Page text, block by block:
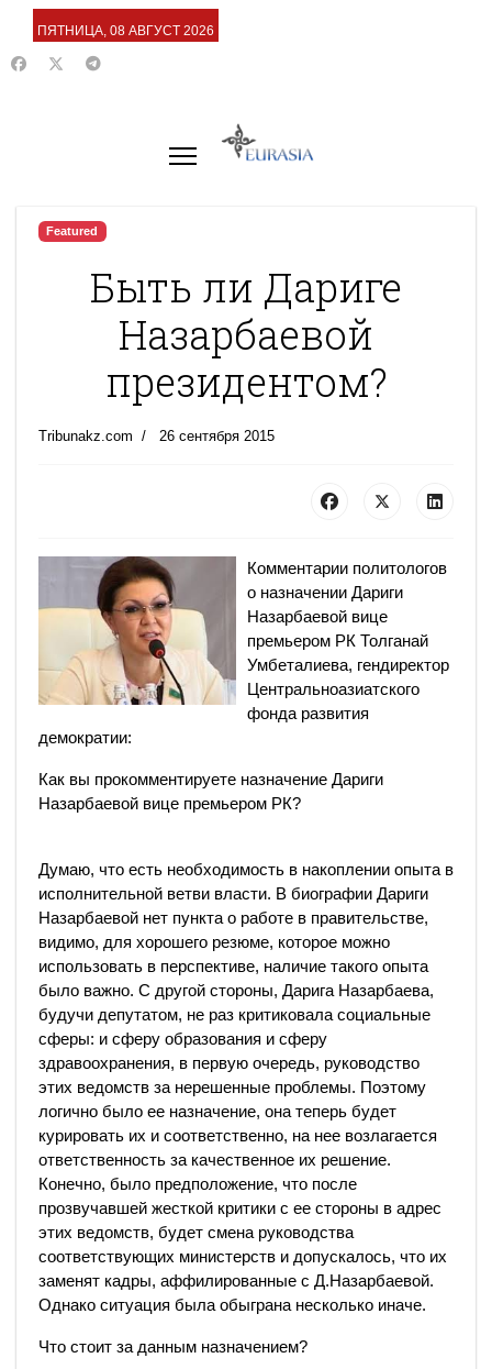
ПЯТНИЦА, 08 АВГУСТ 2026
Featured
Быть ли Дариге
Назарбаевой
президентом?
Tribunakz.com 26 сентября 2015
Комментарии политологов
о назначении Дариги
Назарбаевой вице
премьером РК Толганай
Умбеталиева, гендиректор
Центральноазиатского
фонда развития
демократии:
Как вы прокомментируете назначение Дариги
Назарбаевой вице премьером РК?
Думаю, что есть необходимость в накоплении опыта в
исполнительной ветви власти. В биографии Дариги
Назарбаевой нет пункта о работе в правительстве,
видимо, для хорошего резюме, которое можно
использовать в перспективе, наличие такого опыта
было важно. С другой стороны, Дарига Назарбаева,
будучи депутатом, не раз критиковала социальные
сферы: и сферу образования и сферу
здравоохранения, в первую очередь, руководство
этих ведомств за нерешенные проблемы. Поэтому
логично было ее назначение, она теперь будет
курировать их и соответственно, на нее возлагается
ответственность за качественное их решение.
Конечно, было предположение, что после
прозвучавшей жесткой критики с ее стороны в адрес
этих ведомств, будет смена руководства
соответствующих министерств и допускалось, что их
заменят кадры, аффилированные с Д.Назарбаевой.
Однако ситуация была обыграна несколько иначе.
Что стоит за данным назначением?